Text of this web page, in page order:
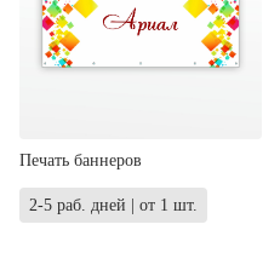
Печать баннеров
2-5 раб. дней | от 1 шт.